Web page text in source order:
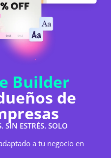
Builder
de
ESTRÉS. SOLO
a tu negocio en